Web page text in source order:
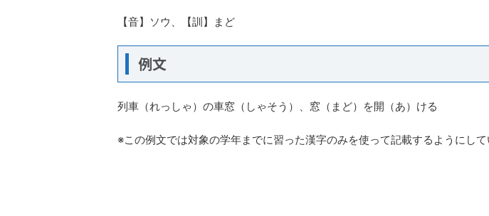
【音】ソウ、【訓】まど
例文
列車（れっしゃ）の車窓（しゃそう）、窓（まど）を開（あ）ける
※この例文では対象の学年までに習った漢字のみを使って記載するようにして